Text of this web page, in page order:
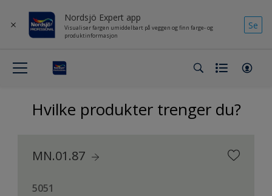
Nordsjö Expert app
Visualiser fargen umiddelbart på veggen og finn farge- og
produktinformasjon
Se
Hvilke produkter trenger du?
MN.01.87
5051